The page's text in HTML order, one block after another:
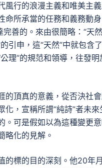
風行的浪漫主義和唯美主
命所承當的任務和義務動
善的。來由很簡略：“天
引申，這“天然”中就包含
理”的規范和領導，往發
的頂真的意義，從否決社
，宣稱所謂“純詩”者未
。可是假如以為這種變更
略化的見解。
的標的目的深刻。他20年